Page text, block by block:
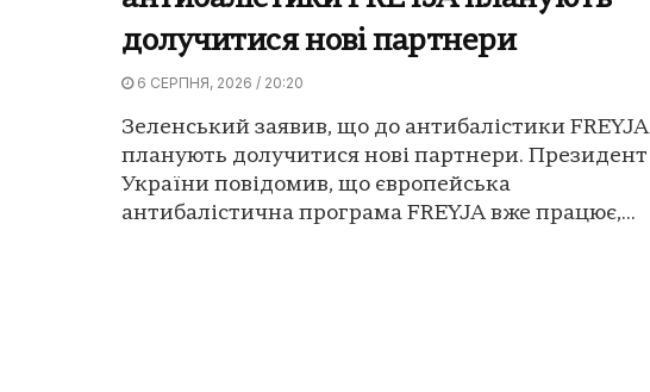
долучитися нові партнери
6 СЕРПНЯ, 2026 / 20:20
Зеленський заявив, що до антибалістики FREYJA
планують долучитися нові партнери. Президент
України повідомив, що європейська
антибалістична програма FREYJA вже працює,...